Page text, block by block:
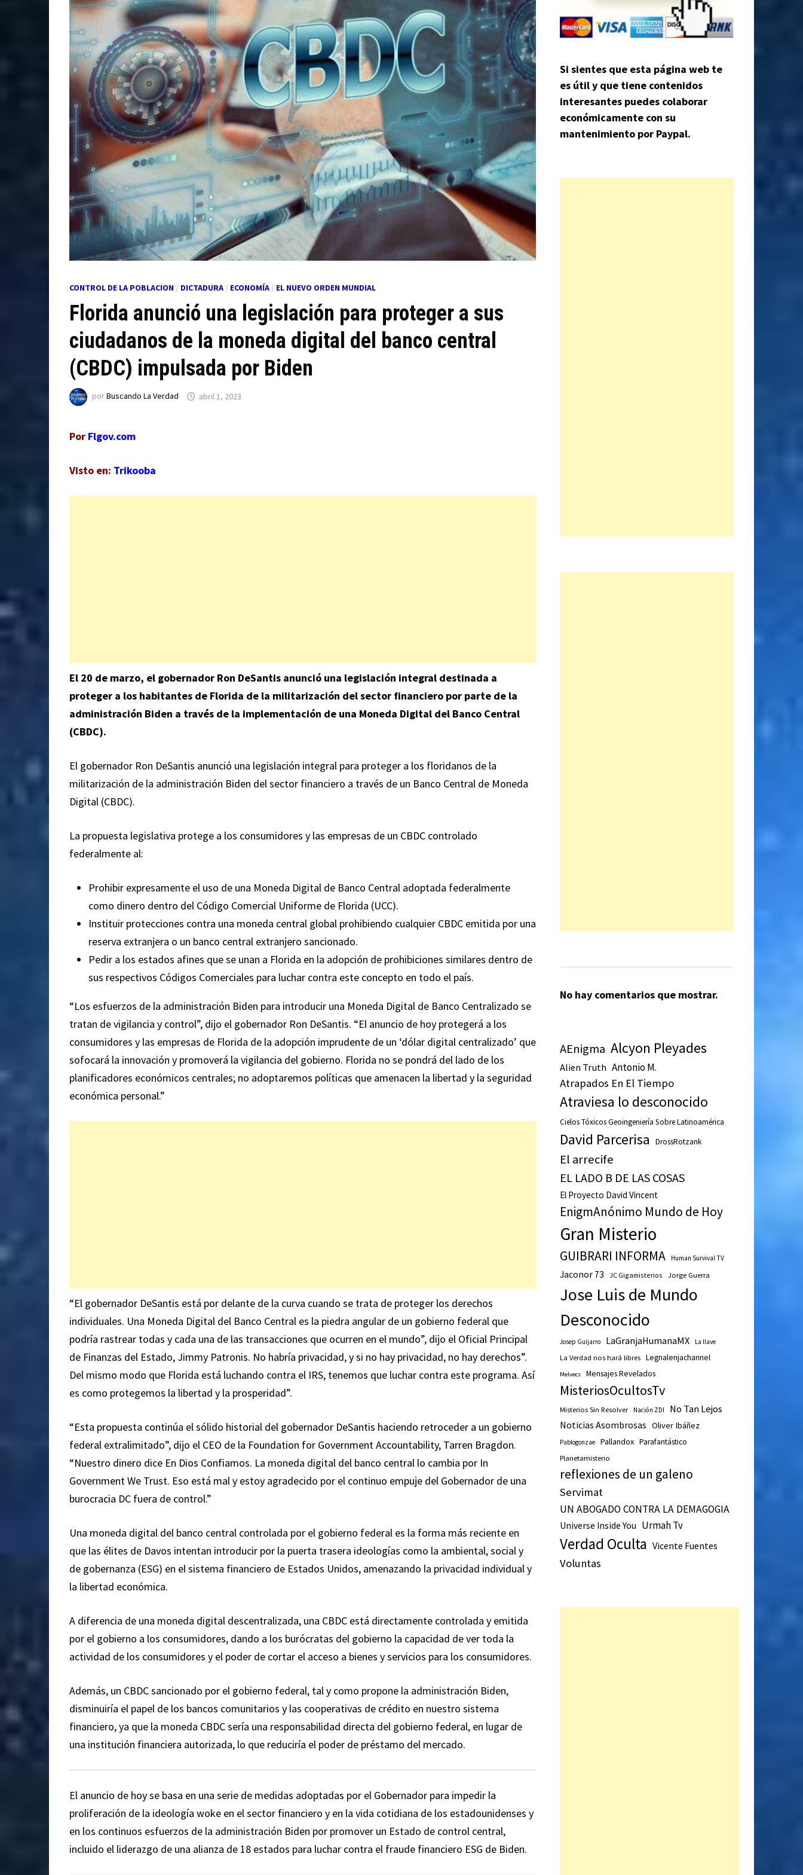
CONTROL DE LA POBLACION/ DICTADURA/ ECONOMÍA/ EL NUEVO ORDEN MUNDIAL
Florida anunció una legislación para proteger a sus
ciudadanos de la moneda digital del banco central
(CBDC) impulsada por Biden
porBuscando La Verdad abril 1, 2023
Por Flgov.com
Visto en: Trikooba
El 20 de marzo, el gobernador Ron DeSantis anunció una legislación integral destinada a
proteger a los habitantes de Florida de la militarización del sector financiero por parte de la
administración Biden a través de la implementación de una Moneda Digital del Banco Central
(CBDC).
El gobernador Ron DeSantis anunció una legislación integral para proteger a los floridanos de la
militarización de la administración Biden del sector financiero a través de un Banco Central de Moneda
Digital (CBDC).
La propuesta legislativa protege a los consumidores y las empresas de un CBDC controlado
federalmente al:
Prohibir expresamente el uso de una Moneda Digital de Banco Central adoptada federalmente
como dinero dentro del Código Comercial Uniforme de Florida (UCC).
Instituir protecciones contra una moneda central global prohibiendo cualquier CBDC emitida por una
reserva extranjera o un banco central extranjero sancionado.
Pedir a los estados afines que se unan a Florida en la adopción de prohibiciones similares dentro de
sus respectivos Códigos Comerciales para luchar contra este concepto en todo el país.
“Los esfuerzos de la administración Biden para introducir una Moneda Digital de Banco Centralizado se
tratan de vigilancia y control”, dijo el gobernador Ron DeSantis. “El anuncio de hoy protegerá a los
consumidores y las empresas de Florida de la adopción imprudente de un ‘dólar digital centralizado’ que
sofocará la innovación y promoverá la vigilancia del gobierno. Florida no se pondrá del lado de los
planificadores económicos centrales; no adoptaremos políticas que amenacen la libertad y la seguridad
económica personal.”
“El gobernador DeSantis está por delante de la curva cuando se trata de proteger los derechos
individuales. Una Moneda Digital del Banco Central es la piedra angular de un gobierno federal que
podría rastrear todas y cada una de las transacciones que ocurren en el mundo”, dijo el Oficial Principal
de Finanzas del Estado, Jimmy Patronis. No habría privacidad, y si no hay privacidad, no hay derechos”.
Del mismo modo que Florida está luchando contra el IRS, tenemos que luchar contra este programa. Así
es como protegemos la libertad y la prosperidad”.
“Esta propuesta continúa el sólido historial del gobernador DeSantis haciendo retroceder a un gobierno
federal extralimitado”, dijo el CEO de la Foundation for Government Accountability, Tarren Bragdon.
“Nuestro dinero dice En Dios Confiamos. La moneda digital del banco central lo cambia por In
Government We Trust. Eso está mal y estoy agradecido por el continuo empuje del Gobernador de una
burocracia DC fuera de control.”
Una moneda digital del banco central controlada por el gobierno federal es la forma más reciente en
que las élites de Davos intentan introducir por la puerta trasera ideologías como la ambiental, social y
de gobernanza (ESG) en el sistema financiero de Estados Unidos, amenazando la privacidad individual y
la libertad económica.
A diferencia de una moneda digital descentralizada, una CBDC está directamente controlada y emitida
por el gobierno a los consumidores, dando a los burócratas del gobierno la capacidad de ver toda la
actividad de los consumidores y el poder de cortar el acceso a bienes y servicios para los consumidores.
Además, un CBDC sancionado por el gobierno federal, tal y como propone la administración Biden,
disminuiría el papel de los bancos comunitarios y las cooperativas de crédito en nuestro sistema
financiero, ya que la moneda CBDC sería una responsabilidad directa del gobierno federal, en lugar de
una institución financiera autorizada, lo que reduciría el poder de préstamo del mercado.
El anuncio de hoy se basa en una serie de medidas adoptadas por el Gobernador para impedir la
proliferación de la ideología woke en el sector financiero y en la vida cotidiana de los estadounidenses y
en los continuos esfuerzos de la administración Biden por promover un Estado de control central,
incluido el liderazgo de una alianza de 18 estados para luchar contra el fraude financiero ESG de Biden.
Si sientes que esta página web te
es útil y que tiene contenidos
interesantes puedes colaborar
económicamente con su
mantenimiento por Paypal.
No hay comentarios que mostrar.
AEnigma Alcyon Pleyades
Alien Truth Antonio M.
Atrapados En El Tiempo
Atraviesa lo desconocido
Cielos Tóxicos Geoingeniería Sobre Latinoamérica
David Parcerisa DrossRotzank
El arrecife
EL LADO B DE LAS COSAS
El Proyecto David Vincent
EnigmAnónimo Mundo de Hoy
Gran Misterio
GUIBRARI INFORMA Human Survival TV
Jaconor 73 JC Gigamisterios Jorge Guerra
Jose Luis de Mundo
Desconocido
Josep Guijarro LaGranjaHumanaMX La llave
La Verdad nos hará libres Legnalenjachannel
Melvecs Mensajes Revelados
MisteriosOcultosTv
Misterios Sin Resolver Nación ZDI No Tan Lejos
Noticias Asombrosas Oliver Ibáñez
Pablogonzae Pallandox Parafantástico
Planetamisterio
reflexiones de un galeno
Servimat
UN ABOGADO CONTRA LA DEMAGOGIA
Universe Inside You Urmah Tv
Verdad Oculta Vicente Fuentes
Voluntas